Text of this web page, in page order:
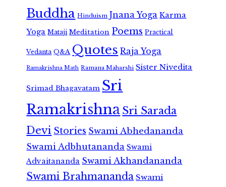
Buddha Hinduism Jnana Yoga Karma
Yoga Mataji Meditation Poems Practical
Vedanta Q&A Quotes Raja Yoga
Ramakrishna Math Ramana Maharshi Sister Nivedita
Srimad Bhagavatam Sri
RamakrishnaSri Sarada
Devi Stories Swami Abhedananda
Swami Adbhutananda Swami
Advaitananda Swami Akhandananda
Swami Brahmananda Swami